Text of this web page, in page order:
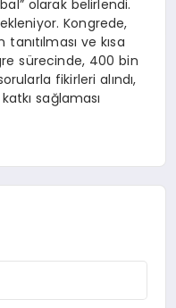
olarak belirlendi.
Kongrede,
tanıtılması ve kısa
sürecinde, 400 bin
fikirleri alındı,
sağlaması